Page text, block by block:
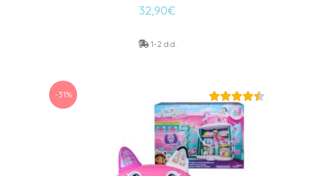
32,90€
1-2 d.d.
-31%